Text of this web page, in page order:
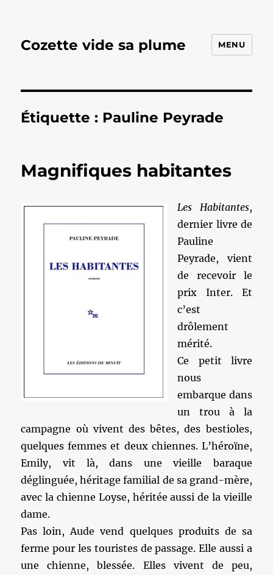
Cozette vide sa plume MENU
Étiquette : Pauline Peyrade
Magnifiques habitantes
Les Habitantes,
dernier livre de
Pauline
Peyrade, vient
de recevoir le
prix Inter. Et
c’est
drôlement
mérité.
Ce petit livre
nous
embarque dans
un trou à la
campagne où vivent des bêtes, des bestioles,
quelques femmes et deux chiennes. L’héroïne,
Emily, vit là, dans une vieille baraque
déglinguée, héritage familial de sa grand-mère,
avec la chienne Loyse, héritée aussi de la vieille
dame.
Pas loin, Aude vend quelques produits de sa
ferme pour les touristes de passage. Elle aussi a
une chienne, blessée. Elles vivent de peu,